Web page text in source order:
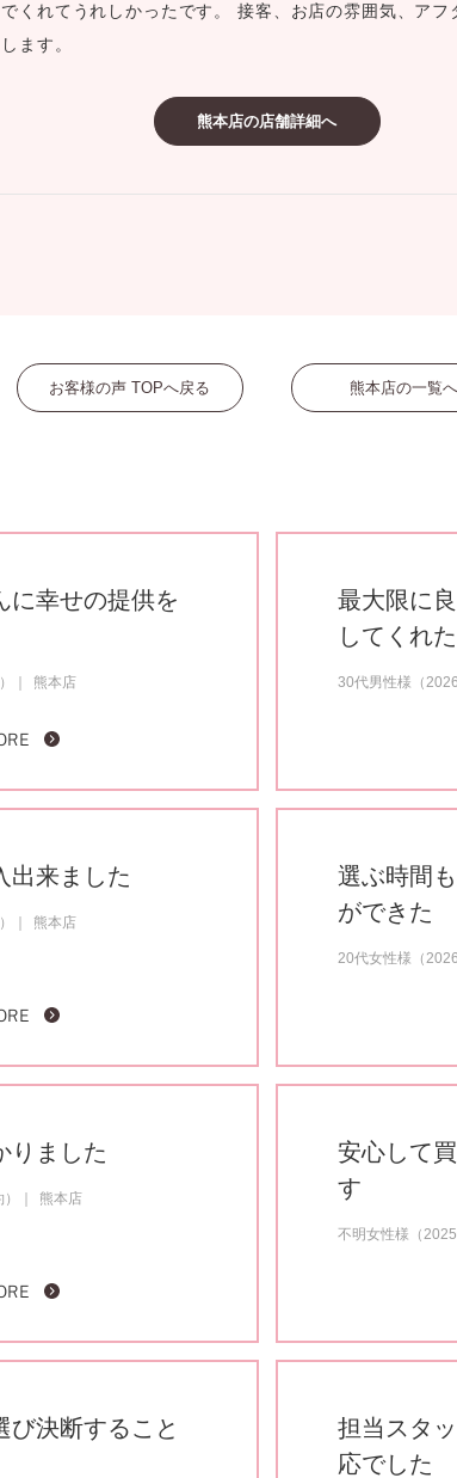
プ
くれてうれしかったです。 接客、お店の雰囲気、アフ
ます。
熊本店の店舗詳細へ
お客様の声 TOPへ戻る 熊本店の一覧へ
に幸せの提供を
熊本店
最大限に
してくれた
30代男性様（
出来ました
熊本店
選ぶ時間
ができた
20代女性様（
りました
熊本店
安心して
す
不明女性様（2025
び決断すること
担当スタ
応でした